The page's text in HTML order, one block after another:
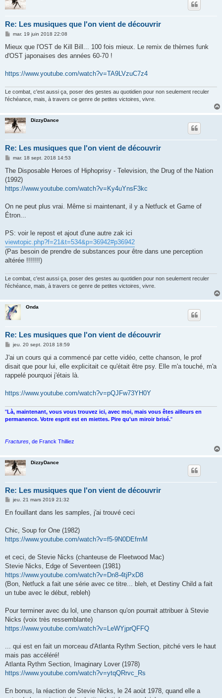
Re: Les musiques que l'on vient de découvrir
M
s
a
mar. 19 juin 2018 22:08
Mieux que l'OST de Kill Bill... 100 fois mieux. Le remix de thèmes funk
d'OST japonaises des années 60-70 !
https://www.youtube.com/watch?v=TA9LVzuC7z4
Le combat, c'est aussi ça, poser des gestes au quotidien pour non seulement reculer
l'échéance, mais, à travers ce genre de petites victoires, vivre.
DizzyDance
Re: Les musiques que l'on vient de découvrir
M
s
a
g
e
mar. 18 sept. 2018 14:53
The Disposable Heroes of Hiphoprisy - Television, the Drug of the Nation
(1992)
https://www.youtube.com/watch?v=Ky4uYnsF3kc
On ne peut plus vrai. Même si maintenant, il y a Netfuck et Game of
Étron...
PS: voir le repost et ajout d'une autre zak ici
viewtopic.php?f=21&t=534&p=36942#p36942
(Pas besoin de prendre de substances pour être dans une perception
altérée !!!!!!!)
Le combat, c'est aussi ça, poser des gestes au quotidien pour non seulement reculer
l'échéance, mais, à travers ce genre de petites victoires, vivre.
Onda
Re: Les musiques que l'on vient de découvrir
M
s
a
g
e
jeu. 20 sept. 2018 18:59
J'ai un cours qui a commencé par cette vidéo, cette chanson, le prof
disait que pour lui, elle explicitait ce qu'était être psy. Elle m'a touché, m'a
rappelé pourquoi j'étais là.
https://www.youtube.com/watch?v=pQJFw73YH0Y
"Là, maintenant, vous vous trouvez ici, avec moi, mais vous êtes ailleurs en
permanence. Votre esprit est en miettes. Pire qu'un miroir brisé."
Fractures , de Franck Thilliez
DizzyDance
Re: Les musiques que l'on vient de découvrir
M
s
g
jeu. 21 mars 2019 21:32
En fouillant dans les samples, j'ai trouvé ceci
Chic, Soup for One (1982)
https://www.youtube.com/watch?v=f5-9N0DEfmM
et ceci, de Stevie Nicks (chanteuse de Fleetwood Mac)
Stevie Nicks, Edge of Seventeen (1981)
https://www.youtube.com/watch?v=Dn8-4tjPxD8
(Bon, Netfuck a fait une série avec ce titre... bleh, et Destiny Child a fait
un tube avec le début, rebleh)
Pour terminer avec du lol, une chanson qu'on pourrait attribuer à Stevie
Nicks (voix très ressemblante)
https://www.youtube.com/watch?v=LeWYjprQFFQ
... qui est en fait un morceau d'Atlanta Rythm Section, pitché vers le haut
mais pas accéléré!
Atlanta Rythm Section, Imaginary Lover (1978)
https://www.youtube.com/watch?v=ytqQRrvc_Rs
En bonus, la réaction de Stevie Nicks, le 24 aoùt 1978, quand elle a